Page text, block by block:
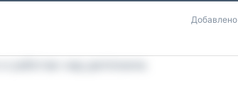
Добавлено